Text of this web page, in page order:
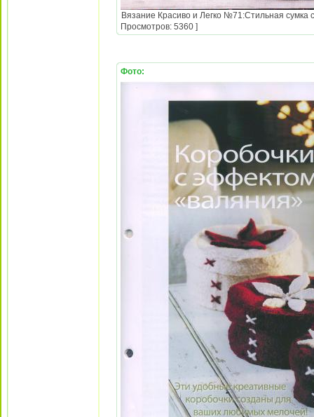
Вязание Красиво и Легко №71:Стильная сумка
Просмотров: 5360 ]
Фото: